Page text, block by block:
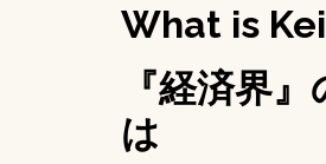
What is
『経済界
は